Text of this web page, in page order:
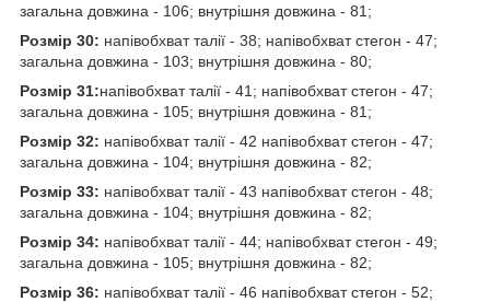
загальна довжина - 106; внутрішня довжина - 81;
Розмір 30: напівобхват талії - 38; напівобхват стегон - 47;
загальна довжина - 103; внутрішня довжина - 80;
Розмір 31:напівобхват талії - 41; напівобхват стегон - 47;
загальна довжина - 105; внутрішня довжина - 81;
Розмір 32: напівобхват талії - 42 напівобхват стегон - 47;
загальна довжина - 104; внутрішня довжина - 82;
Розмір 33: напівобхват талії - 43 напівобхват стегон - 48;
загальна довжина - 104; внутрішня довжина - 82;
Розмір 34: напівобхват талії - 44; напівобхват стегон - 49;
загальна довжина - 105; внутрішня довжина - 82;
Розмір 36: напівобхват талії - 46 напівобхват стегон - 52;